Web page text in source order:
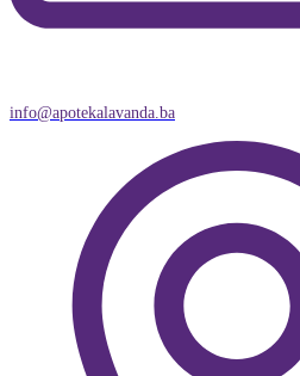
info@apotekalavanda.ba